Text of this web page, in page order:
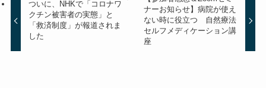
ついに、NHKで「コロナワ
クチン被害者の実態」と
「救済制度」が報道されま
した
ナーお知らせ】病院が使え
ない時に役立つ 自然療法
セルフメディケーション講
座